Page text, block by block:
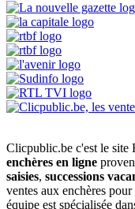
Clicpublic.be c'est le site
enchères en ligne
saisies, successions
ventes aux enchères pour
équipe est spécialisée